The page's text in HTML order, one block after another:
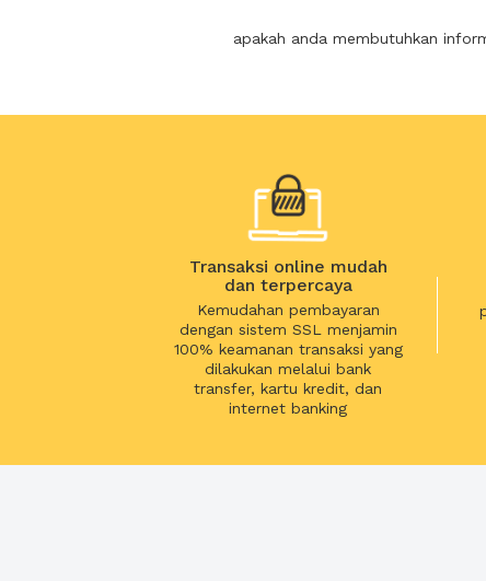
apakah anda membutuhkan
Transaksi online mudah
dan terpercaya
Kemudahan pembayaran
dengan sistem SSL menjamin
100% keamanan transaksi yang
dilakukan melalui bank
transfer, kartu kredit, dan
internet banking